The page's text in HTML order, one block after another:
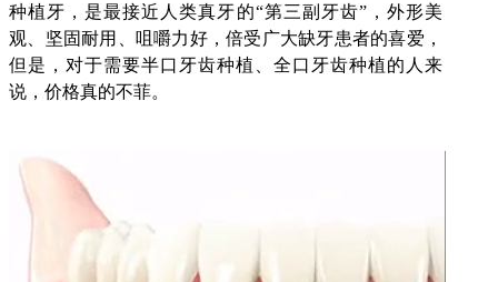
种植牙，是最接近人类真牙的“第三副牙齿”，外形美
观、坚固耐用、咀嚼力好，倍受广大缺牙患者的喜爱，
但是，对于需要半口牙齿种植、全口牙齿种植的人来
说， 价格真的不菲。